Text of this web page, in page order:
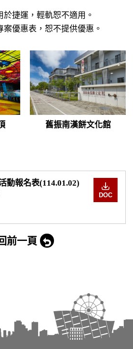
捷運，輕軌恕不適用。
優惠表，恕不提供優惠。
舊振南漢餅文化館
動報名表(114.01.02)
DOC
前一頁